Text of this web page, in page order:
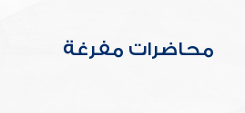
محاضرات مفرغة